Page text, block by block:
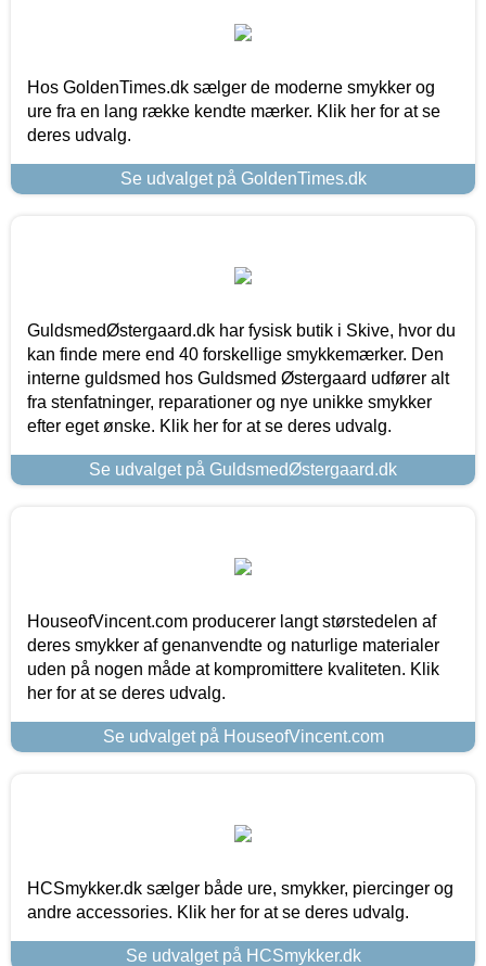
Hos GoldenTimes.dk sælger de moderne smykker og
ure fra en lang række kendte mærker. Klik her for at se
deres udvalg.
Se udvalget på GoldenTimes.dk
GuldsmedØstergaard.dk har fysisk butik i Skive, hvor du
kan finde mere end 40 forskellige smykkemærker. Den
interne guldsmed hos Guldsmed Østergaard udfører alt
fra stenfatninger, reparationer og nye unikke smykker
efter eget ønske. Klik her for at se deres udvalg.
Se udvalget på GuldsmedØstergaard.dk
HouseofVincent.com producerer langt størstedelen af
deres smykker af genanvendte og naturlige materialer
uden på nogen måde at kompromittere kvaliteten. Klik
her for at se deres udvalg.
Se udvalget på HouseofVincent.com
HCSmykker.dk sælger både ure, smykker, piercinger og
andre accessories. Klik her for at se deres udvalg.
Se udvalget på HCSmykker.dk